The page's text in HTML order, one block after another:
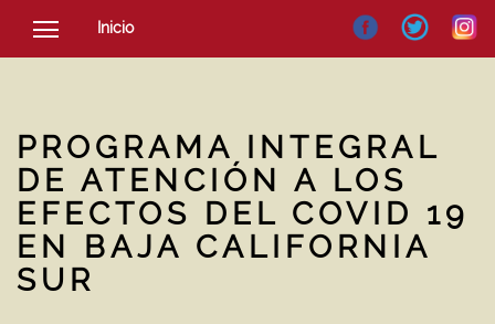
Inicio
SOCIEDAD
NOTICIAS
PROGRAMA INTEGRAL
DE ATENCIÓN A LOS
EFECTOS DEL COVID 19
EN BAJA CALIFORNIA
SUR